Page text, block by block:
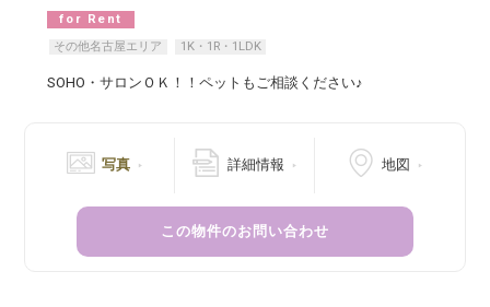
for Rent
その他名古屋エリア
1K・1R・1LDK
SOHO・サロンＯＫ！！ペットもご相談ください♪
写真 詳細情報 地図
この物件のお問い合わせ